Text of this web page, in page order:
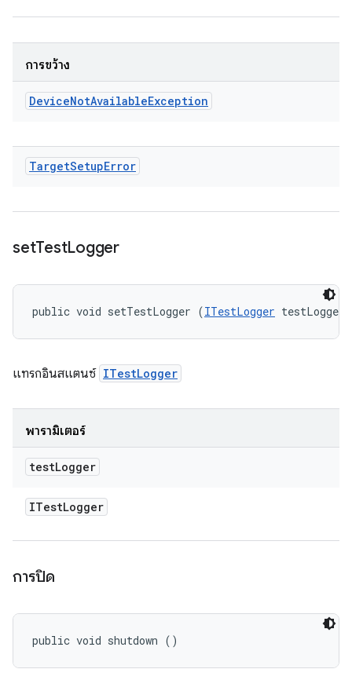
การขว้าง
DeviceNotAvailableException
TargetSetupError
setTestLogger
public void setTestLogger (ITestLogger testLogger)
แทรกอินสแตนซ์ ITestLogger
พารามิเตอร์
testLogger
ITestLogger
การปิด
public void shutdown ()